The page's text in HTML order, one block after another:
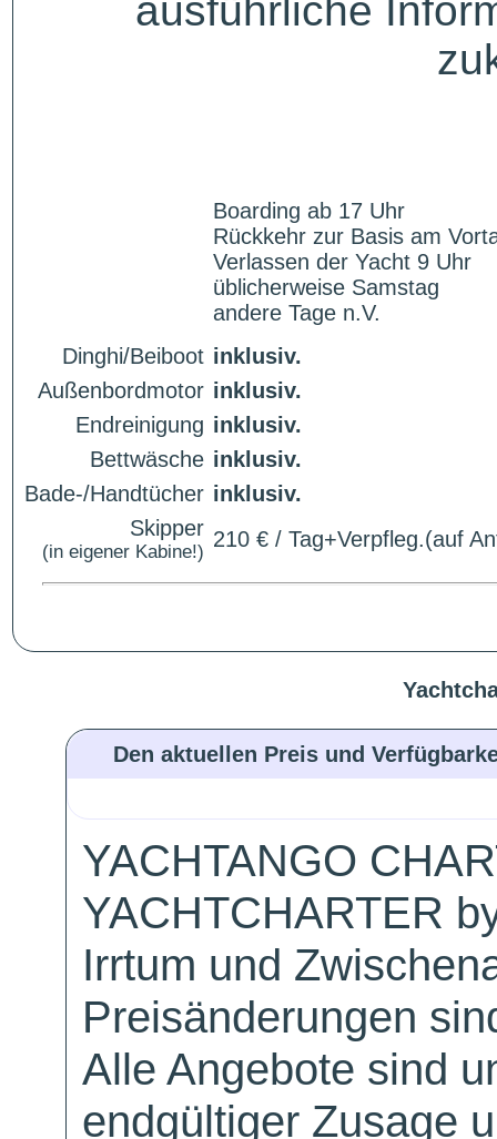
ausführliche
Boarding ab 17 Uhr
Rückkehr zur Basis am
Verlassen der Yacht 9 Uhr
üblicherweise Samstag
andere Tage n.V.
Dinghi/Beiboot inklusiv.
Außenbordmotor inklusiv.
Endreinigung inklusiv.
Bettwäsche inklusiv.
Bade-/Handtücher inklusiv.
Skipper
(in eigener Kabine!)
210 € / Tag+Verpfleg.(auf
Den aktuellen Preis und
YACHTANGO
YACHTCHARTER
Irrtum und
Preisänderungen
Alle Angebote sind
endgültiger Zusage